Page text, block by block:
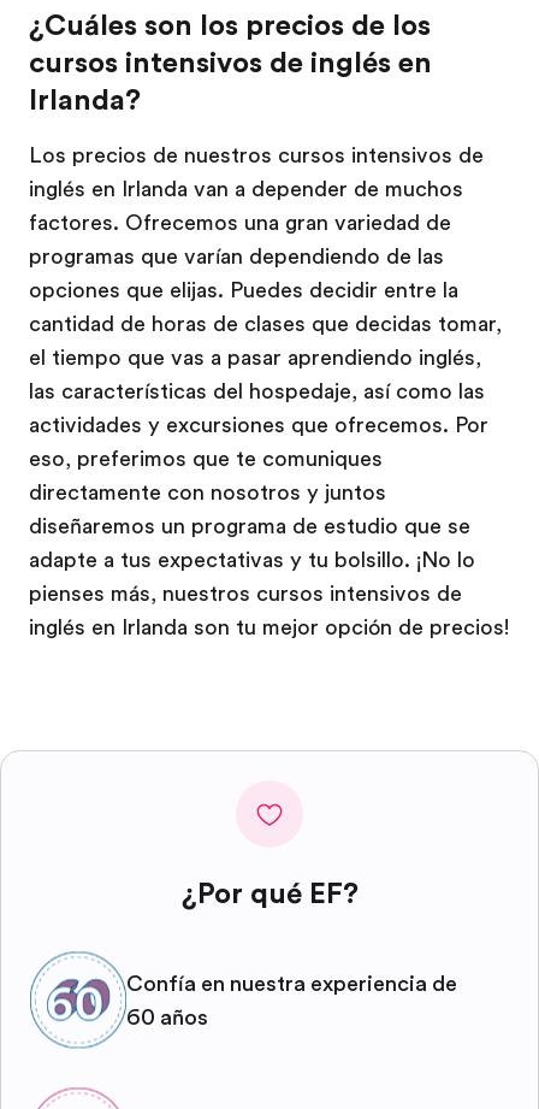
¿Cuáles son los precios de los
cursos intensivos de inglés en
Irlanda?
Los precios de nuestros cursos intensivos de
inglés en Irlanda van a depender de muchos
factores. Ofrecemos una gran variedad de
programas que varían dependiendo de las
opciones que elijas. Puedes decidir entre la
cantidad de horas de clases que decidas tomar,
el tiempo que vas a pasar aprendiendo inglés,
las características del hospedaje, así como las
actividades y excursiones que ofrecemos. Por
eso, preferimos que te comuniques
directamente con nosotros y juntos
diseñaremos un programa de estudio que se
adapte a tus expectativas y tu bolsillo. ¡No lo
pienses más, nuestros cursos intensivos de
inglés en Irlanda son tu mejor opción de precios!
¿Por qué EF?
Confía en nuestra experiencia de
60 años